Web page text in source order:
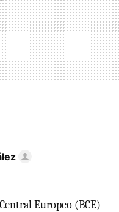
Europeo (BCE)